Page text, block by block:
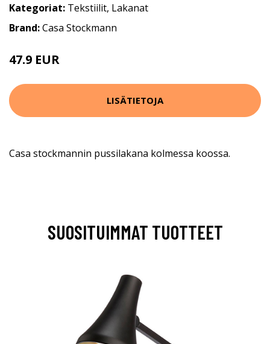
Kategoriat: Tekstiilit, Lakanat
Brand:Casa Stockmann
47.9 EUR
LISÄTIETOJA
Casa stockmannin pussilakana kolmessa koossa.
SUOSITUIMMAT TUOTTEET